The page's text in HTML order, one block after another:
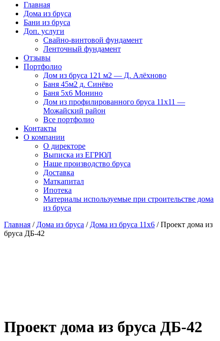
Главная
Дома из бруса
Бани из бруса
Доп. услуги
Свайно-винтовой фундамент
Ленточный фундамент
Отзывы
Портфолио
Дом из бруса 121 м2 — Д. Алёхново
Баня 45м2 д. Синёво
Баня 5х6 Монино
Дом из профилированного бруса 11х11 —
Можайский район
Все портфолио
Контакты
О компании
О директоре
Выписка из ЕГРЮЛ
Наше производство бруса
Доставка
Маткапитал
Ипотека
Материалы используемые при строительстве дома
из бруса
Главная / Дома из бруса / Дома из бруса 11x6 / Проект дома из
бруса ДБ-42
Проект дома из бруса ДБ-42